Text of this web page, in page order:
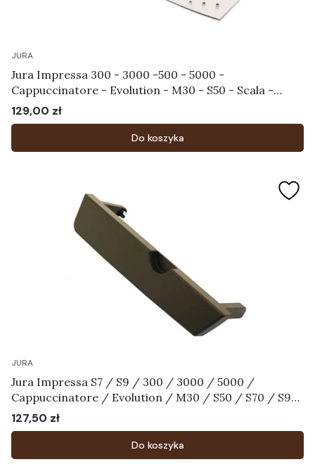
JURA
Jura Impressa 300 - 3000 -500 - 5000 -
Cappuccinatore - Evolution - M30 - S50 - Scala -
Ultra - X30 - X70 - Tacka na filiżanki Art.59281
Cena
129,00 zł
Do koszyka
JURA
Jura Impressa S7 / S9 / 300 / 3000 / 5000 /
Cappuccinatore / Evolution / M30 / S50 / S70 / S90
/ Scala / Ultra - Pokrywa zbiornika na wodę czarna
Art.59730
Cena
127,50 zł
Do koszyka